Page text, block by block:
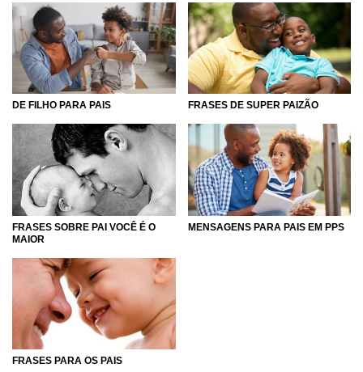
DE FILHO PARA PAIS FRASES DE SUPER PAIZÃO
FRASES SOBRE PAI VOCÊ É O
MAIOR
MENSAGENS PARA PAIS EM PPS
FRASES PARA OS PAIS